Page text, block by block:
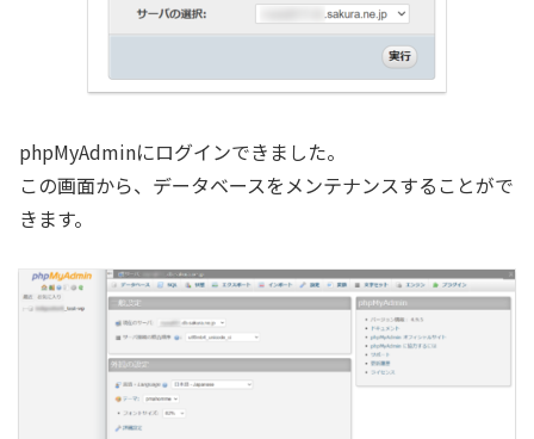
phpMyAdminにログインできました。
この画面から、データベースをメンテナンスすることがで
きます。